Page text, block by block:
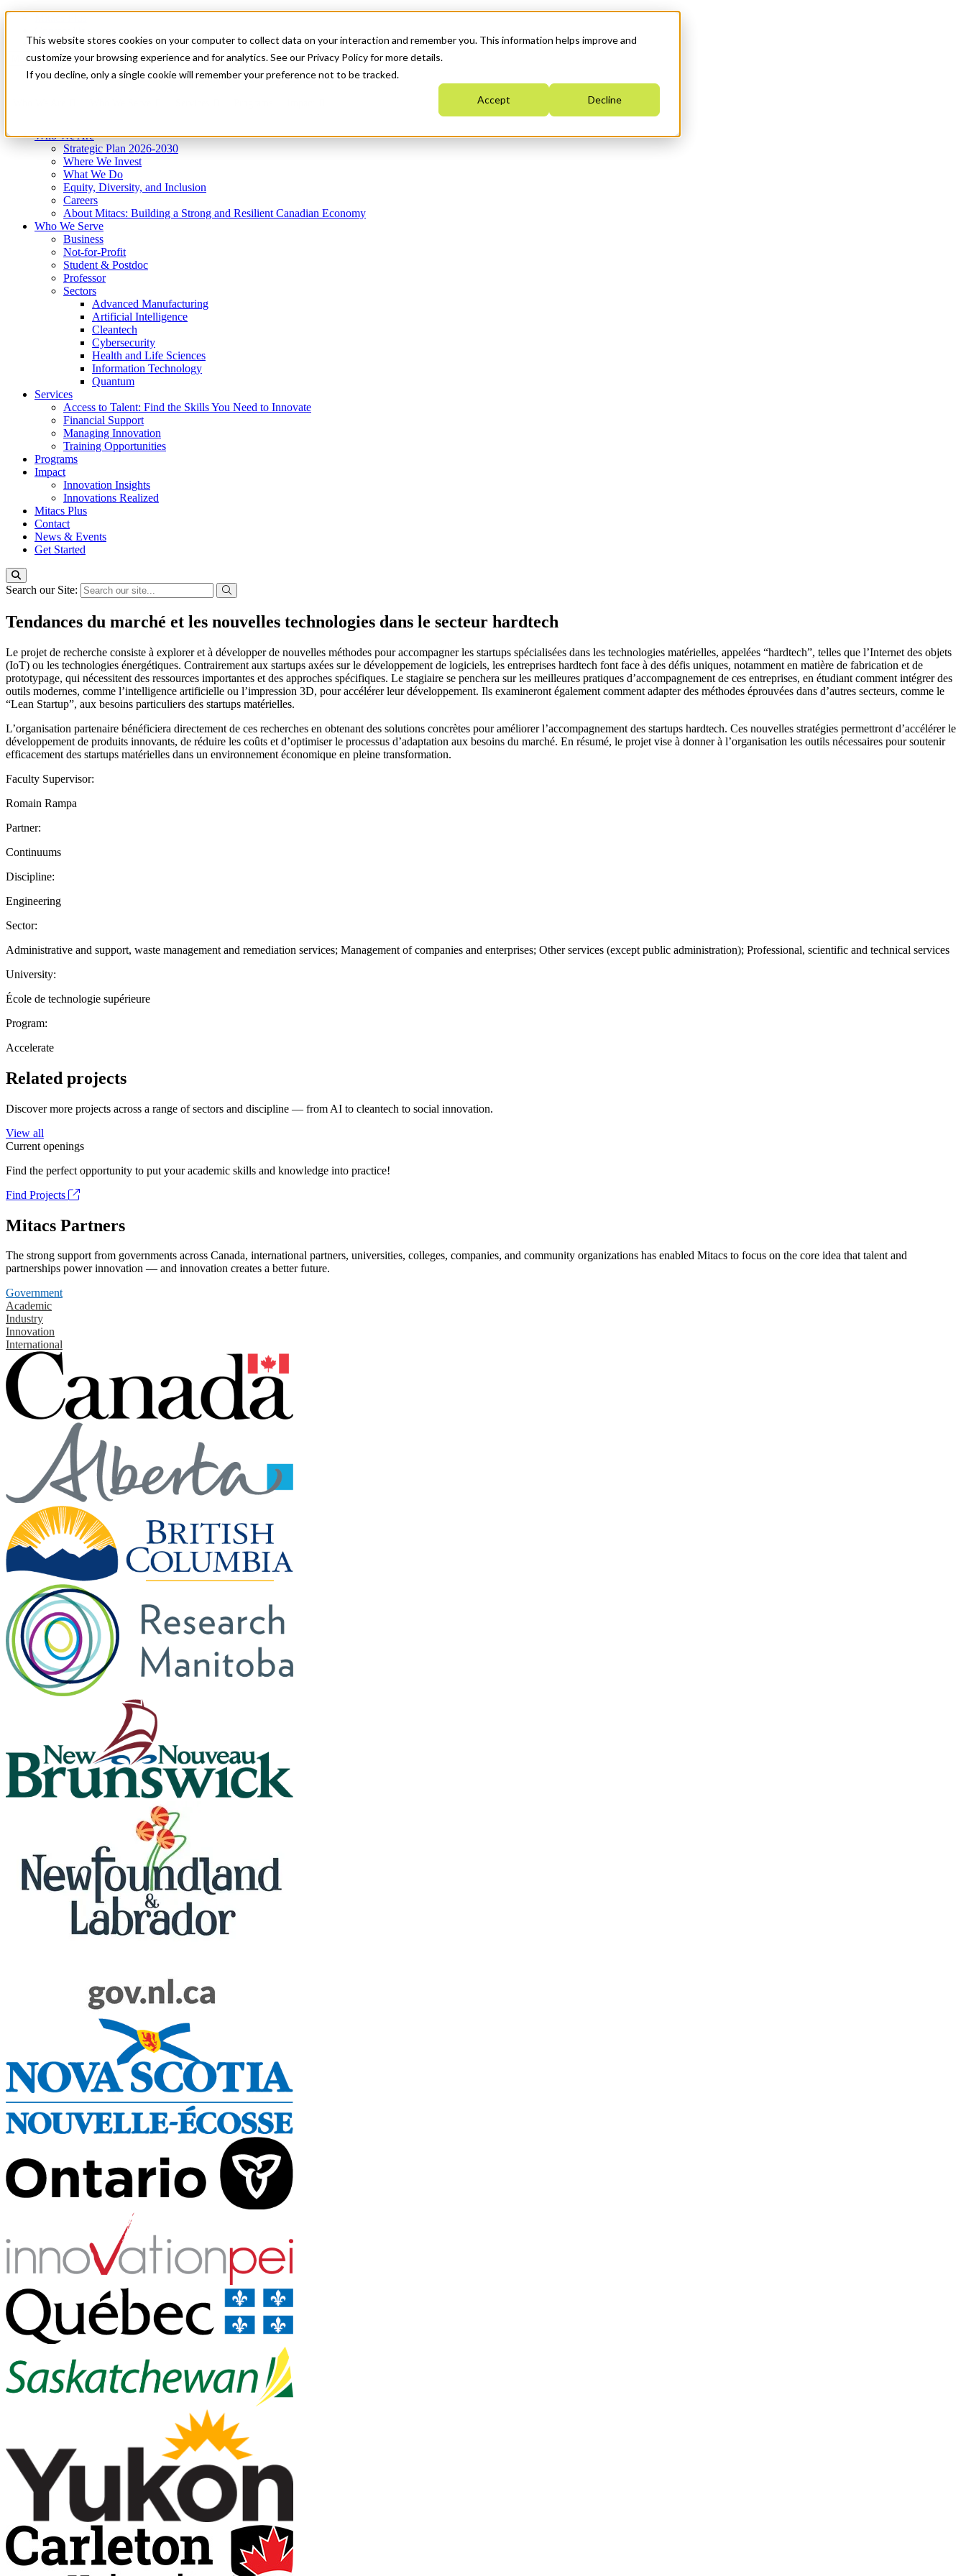
This website stores cookies on your computer to collect data on your interaction and remember you. This information helps improve and
customize your browsing experience and for analytics. See our Privacy Policy for more details.
If you decline, only a single cookie will remember your preference not to be tracked.
Accept Decline
News & Events
Get Started
Menu
Who We Are
Strategic Plan 2026-2030
Where We Invest
What We Do
Equity, Diversity, and Inclusion
Careers
About Mitacs: Building a Strong and Resilient Canadian Economy
Who We Serve
Business
Not-for-Profit
Student & Postdoc
Professor
Sectors
Advanced Manufacturing
Artificial Intelligence
Cleantech
Cybersecurity
Health and Life Sciences
Information Technology
Quantum
Services
Access to Talent: Find the Skills You Need to Innovate
Financial Support
Managing Innovation
Training Opportunities
Programs
Impact
Innovation Insights
Innovations Realized
Mitacs Plus
Contact
News & Events
Get Started
Search our Site:
Tendances du marché et les nouvelles technologies dans le secteur hardtech
Le projet de recherche consiste à explorer et à développer de nouvelles méthodes pour accompagner les startups spécialisées dans les technologies matérielles, appelées “hardtech”, telles que l’Internet des objets
(IoT) ou les technologies énergétiques. Contrairement aux startups axées sur le développement de logiciels, les entreprises hardtech font face à des défis uniques, notamment en matière de fabrication et de
prototypage, qui nécessitent des ressources importantes et des approches spécifiques. Le stagiaire se penchera sur les meilleures pratiques d’accompagnement de ces entreprises, en étudiant comment intégrer des
outils modernes, comme l’intelligence artificielle ou l’impression 3D, pour accélérer leur développement. Ils examineront également comment adapter des méthodes éprouvées dans d’autres secteurs, comme le
“Lean Startup”, aux besoins particuliers des startups matérielles.
L’organisation partenaire bénéficiera directement de ces recherches en obtenant des solutions concrètes pour améliorer l’accompagnement des startups hardtech. Ces nouvelles stratégies permettront d’accélérer le
développement de produits innovants, de réduire les coûts et d’optimiser le processus d’adaptation aux besoins du marché. En résumé, le projet vise à donner à l’organisation les outils nécessaires pour soutenir
efficacement des startups matérielles dans un environnement économique en pleine transformation.
Faculty Supervisor:
Romain Rampa
Partner:
Continuums
Discipline:
Engineering
Sector:
Administrative and support, waste management and remediation services; Management of companies and enterprises; Other services (except public administration); Professional, scientific and technical services
University:
École de technologie supérieure
Program:
Accelerate
Related projects
Discover more projects across a range of sectors and discipline — from AI to cleantech to social innovation.
View all
Current openings
Find the perfect opportunity to put your academic skills and knowledge into practice!
Find Projects
Mitacs Partners
The strong support from governments across Canada, international partners, universities, colleges, companies, and community organizations has enabled Mitacs to focus on the core idea that talent and
partnerships power innovation — and innovation creates a better future.
Government
Academic
Industry
Innovation
International